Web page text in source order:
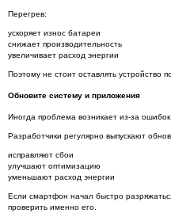
Перегрев:
ускоряет износ батареи
снижает производительность
увеличивает расход энергии
Поэтому не стоит оставлять устройство
Обновите систему и приложения
Иногда проблема возникает из-за
Разработчики регулярно выпускают
исправляют сбои
улучшают оптимизацию
уменьшают расход энергии
Если смартфон начал быстро
проверить именно его.